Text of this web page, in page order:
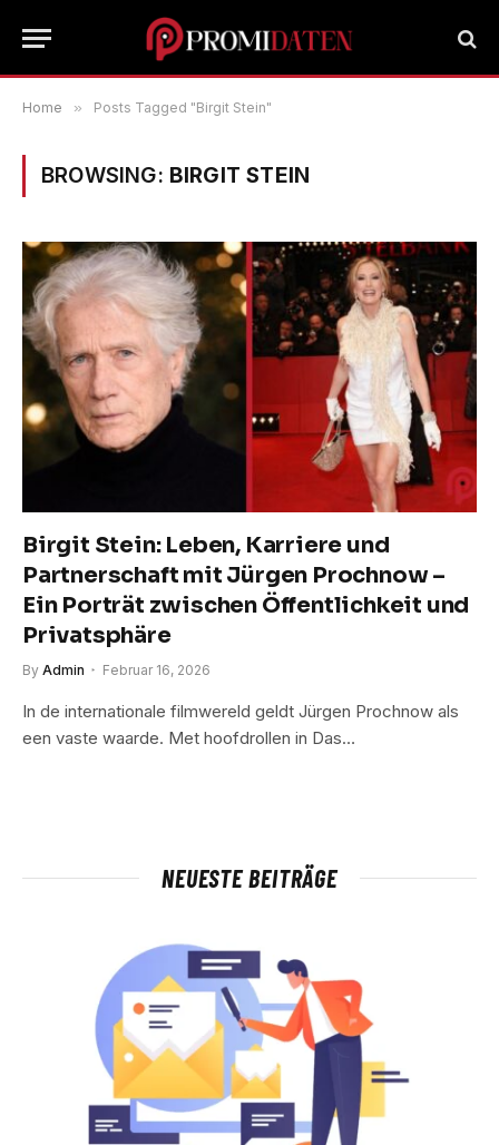
Home » Posts Tagged "Birgit Stein"
BROWSING: BIRGIT STEIN
Birgit Stein: Leben, Karriere und
Partnerschaft mit Jürgen Prochnow –
Ein Porträt zwischen Öffentlichkeit und
Privatsphäre
By Admin Februar 16, 2026
In de internationale filmwereld geldt Jürgen Prochnow als
een vaste waarde. Met hoofdrollen in Das…
NEUESTE BEITRÄGE